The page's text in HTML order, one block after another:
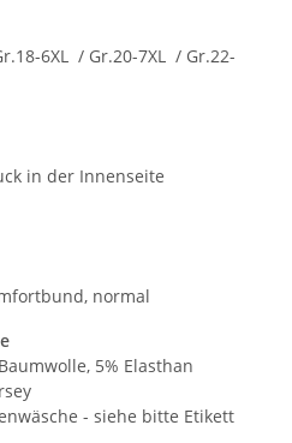
6XL / Gr.20-7XL / Gr.22-
in der Innenseite
normal
5% Elasthan
- siehe bitte Etikett